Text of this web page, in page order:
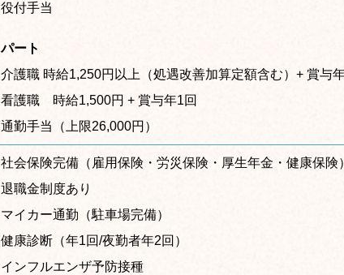
役付手当
パート
介護職 時給1,250円以上（処遇改善加算定額含む）+ 賞与
看護職 時給1,500円 + 賞与年1回
通勤手当（上限26,000円）
社会保険完備（雇用保険・労災保険・厚生年金・健康保険）
退職金制度あり
マイカー通勤（駐車場完備）
健康診断（年1回/夜勤者年2回）
インフルエンザ予防接種